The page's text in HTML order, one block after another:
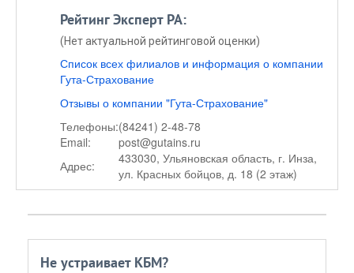
Рейтинг Эксперт РА:
(Нет актуальной рейтинговой оценки)
Список всех филиалов и информация о компании
Гута-Страхование
Отзывы о компании "Гута-Страхование"
Телефоны:(84241) 2-48-78
Email:
post@gutains.ru
Адрес:
433030, Ульяновская область, г. Инза,
ул. Красных бойцов, д. 18 (2 этаж)
Не устраивает КБМ?